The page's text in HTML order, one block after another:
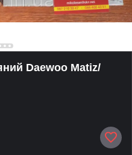
Daewoo Matiz/